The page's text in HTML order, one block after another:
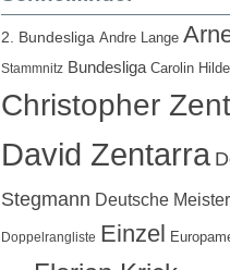
2. Bundesliga Andre Lange
Stammnitz Bundesliga Carolin
Christopher
David Zentarra
Stegmann Deutsche
Doppelrangliste Einzel